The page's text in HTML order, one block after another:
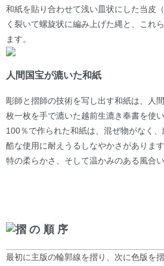
和紙を貼り合わせて浅い皿状にした当皮
く裂いて螺旋状に編み上げた縄と、これ
ます。
人間国宝が漉いた和紙
彫師と摺師の技術を写し出す和紙は、人
枚一枚を手で漉いた越前生漉き奉書を使
100％で作られた和紙は、混ぜ物がなく
酷な使用に耐えうるしなやかさがありま
特の柔らかさ、そして温かみのある風合
摺の順序
最初に主版の輪郭線を摺り、次に色版を